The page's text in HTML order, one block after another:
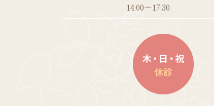
14:00～17:30